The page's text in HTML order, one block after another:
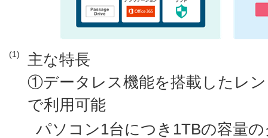
(1)
主な特長
①データレス機能を搭載したレ
で利用可能
パソコン1台につき1TBの容量